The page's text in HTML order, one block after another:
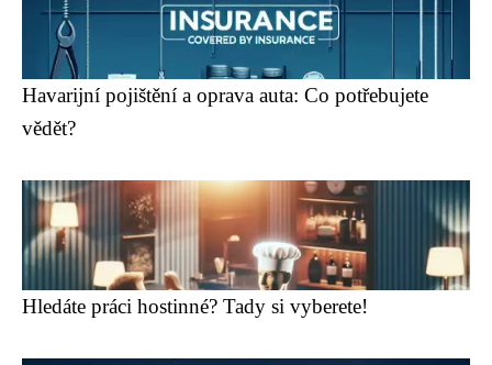
Havarijní pojištění a oprava auta: Co potřebujete
vědět?
Hledáte práci hostinné? Tady si vyberete!